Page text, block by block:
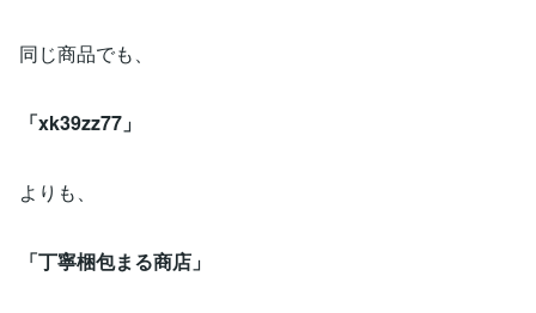
同じ商品でも、
「xk39zz77」
よりも、
「丁寧梱包まる商店」